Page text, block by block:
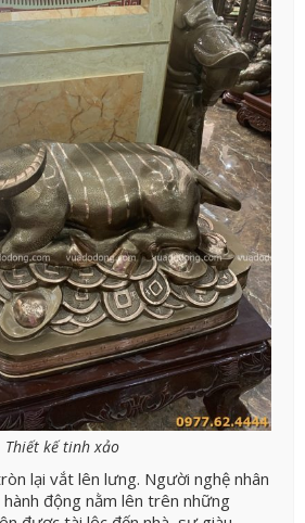
Thiết kế tinh xảo
lại vắt lên lưng. Người nghệ nhân
động nằm lên trên những